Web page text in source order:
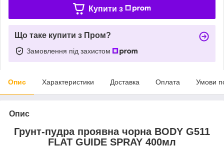
Купити з
Що таке купити з Пром?
Замовлення під захистом
Опис Характеристики Доставка Оплата Умови
Опис
Грунт-пудра проявна чорна BODY G511
FLAT GUIDE SPRAY 400мл